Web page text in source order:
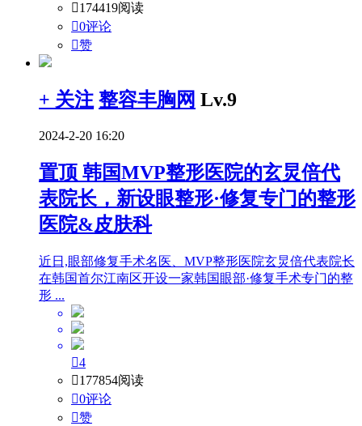
174419阅读
0评论
赞
+ 关注 整容丰胸网 Lv.9
2024-2-20 16:20
置顶 韩国MVP整形医院的玄炅倍代
表院长，新设眼整形·修复专门的整形
医院&皮肤科
近日,眼部修复手术名医、MVP整形医院玄炅倍代表院长
在韩国首尔江南区开设一家韩国眼部·修复手术专门的整
形 ...
4
177854阅读
0评论
赞